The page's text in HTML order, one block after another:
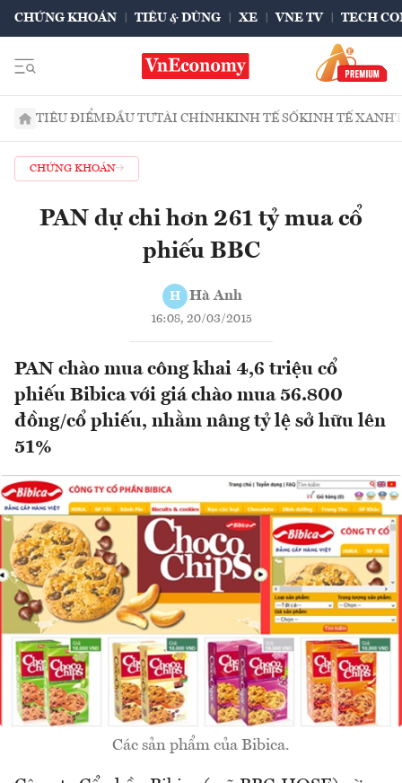
CHỨNG KHOÁN TIÊU & DÙNG XE VNE TV TECH
TIÊU ĐIỂMĐẦU TƯTÀI CHÍNHKINH TẾ SỐKINH TẾ XANH
CHỨNG KHOÁN
PAN dự chi hơn 261 tỷ mua cổ
phiếu BBC
H Hà Anh
16:08, 20/03/2015
PAN chào mua công khai 4,6 triệu cổ
phiếu Bibica với giá chào mua 56.800
đồng/cổ phiếu, nhằm nâng tỷ lệ sở hữu lên
51%
Các sản phẩm của Bibica.